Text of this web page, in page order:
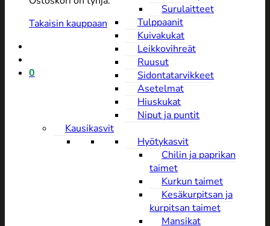
Takaisin kauppaan
0
Surulaitteet
Tulppaanit
Kuivakukat
Leikkovihreät
Ruusut
Sidontatarvikkeet
Asetelmat
Hiuskukat
Niput ja puntit
Kausikasvit
Hyötykasvit
Chilin ja paprikan
taimet
Kurkun taimet
Kesäkurpitsan ja
kurpitsan taimet
Mansikat